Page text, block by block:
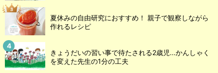
夏休みの自由研究におすすめ！ 親子で観察しながら
作れるレシピ
きょうだいの習い事で待たされる2歳児...かんしゃく
を変えた先生の1分の工夫